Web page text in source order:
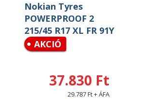
Nokian Tyres
POWERPROOF 2
215/45 R17 XL FR 91Y
AKCIÓ
37.830 Ft
29.787 Ft + ÁFA